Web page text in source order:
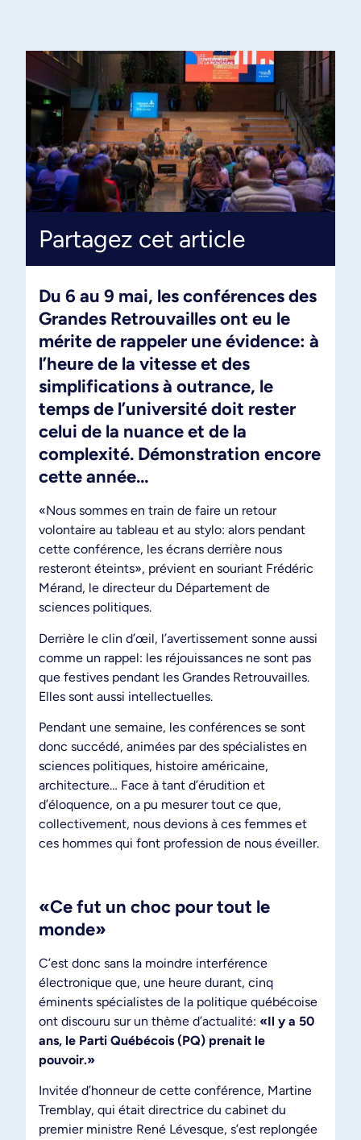
Partagez cet article
Du 6 au 9 mai, les conférences des
Grandes Retrouvailles ont eu le
mérite de rappeler une évidence: à
l’heure de la vitesse et des
simplifications à outrance, le
temps de l’université doit rester
celui de la nuance et de la
complexité. Démonstration encore
cette année…
«Nous sommes en train de faire un retour
volontaire au tableau et au stylo: alors pendant
cette conférence, les écrans derrière nous
resteront éteints», prévient en souriant Frédéric
Mérand, le directeur du Département de
sciences politiques.
Derrière le clin d’œil, l’avertissement sonne aussi
comme un rappel: les réjouissances ne sont pas
que festives pendant les Grandes Retrouvailles.
Elles sont aussi intellectuelles.
Pendant une semaine, les conférences se sont
donc succédé, animées par des spécialistes en
sciences politiques, histoire américaine,
architecture… Face à tant d’érudition et
d’éloquence, on a pu mesurer tout ce que,
collectivement, nous devions à ces femmes et
ces hommes qui font profession de nous éveiller.
«Ce fut un choc pour tout le
monde»
C’est donc sans la moindre interférence
électronique que, une heure durant, cinq
éminents spécialistes de la politique québécoise
ont discouru sur un thème d’actualité: «Il y a 50
ans, le Parti Québécois (PQ) prenait le
pouvoir.»
Invitée d’honneur de cette conférence, Martine
Tremblay, qui était directrice du cabinet du
premier ministre René Lévesque, s’est replongée